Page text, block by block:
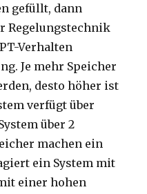
gefüllt, dann
Regelungstechnik
Verhalten
Je mehr Speicher
desto höher ist
verfügt über
über 2
machen ein
ein System mit
einer hohen